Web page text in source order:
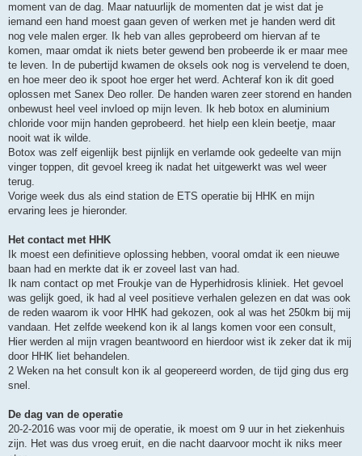
moment van de dag. Maar natuurlijk de momenten dat je wist dat je
iemand een hand moest gaan geven of werken met je handen werd dit
nog vele malen erger. Ik heb van alles geprobeerd om hiervan af te
komen, maar omdat ik niets beter gewend ben probeerde ik er maar mee
te leven. In de pubertijd kwamen de oksels ook nog is vervelend te doen,
en hoe meer deo ik spoot hoe erger het werd. Achteraf kon ik dit goed
oplossen met Sanex Deo roller. De handen waren zeer storend en handen
onbewust heel veel invloed op mijn leven. Ik heb botox en aluminium
chloride voor mijn handen geprobeerd. het hielp een klein beetje, maar
nooit wat ik wilde.
Botox was zelf eigenlijk best pijnlijk en verlamde ook gedeelte van mijn
vinger toppen, dit gevoel kreeg ik nadat het uitgewerkt was wel weer
terug.
Vorige week dus als eind station de ETS operatie bij HHK en mijn
ervaring lees je hieronder.
Het contact met HHK
Ik moest een definitieve oplossing hebben, vooral omdat ik een nieuwe
baan had en merkte dat ik er zoveel last van had.
Ik nam contact op met Froukje van de Hyperhidrosis kliniek. Het gevoel
was gelijk goed, ik had al veel positieve verhalen gelezen en dat was ook
de reden waarom ik voor HHK had gekozen, ook al was het 250km bij mij
vandaan. Het zelfde weekend kon ik al langs komen voor een consult,
Hier werden al mijn vragen beantwoord en hierdoor wist ik zeker dat ik mij
door HHK liet behandelen.
2 Weken na het consult kon ik al geopereerd worden, de tijd ging dus erg
snel.
De dag van de operatie
20-2-2016 was voor mij de operatie, ik moest om 9 uur in het ziekenhuis
zijn. Het was dus vroeg eruit, en die nacht daarvoor mocht ik niks meer